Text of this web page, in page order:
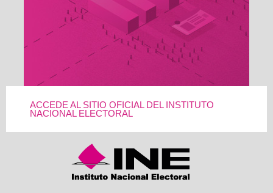
ACCEDE AL SITIO OFICIAL DEL INSTITUTO
NACIONAL ELECTORAL